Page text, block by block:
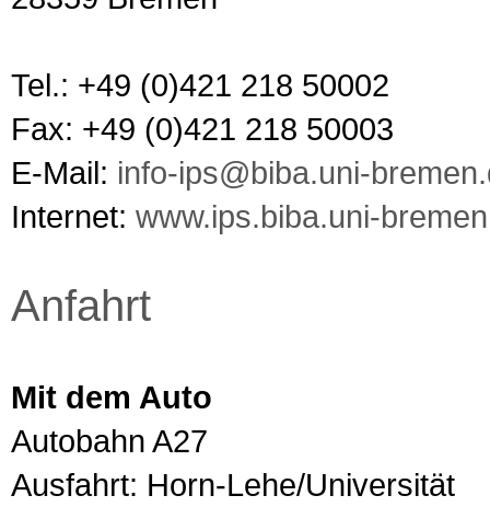
Tel.: +49 (0)421 218 50002
Fax: +49 (0)421 218 50003
E-Mail: info-ips@biba.uni-
Internet: www.ips.biba.uni-
Anfahrt
Mit dem Auto
Autobahn A27
Ausfahrt: Horn-Lehe/Universität